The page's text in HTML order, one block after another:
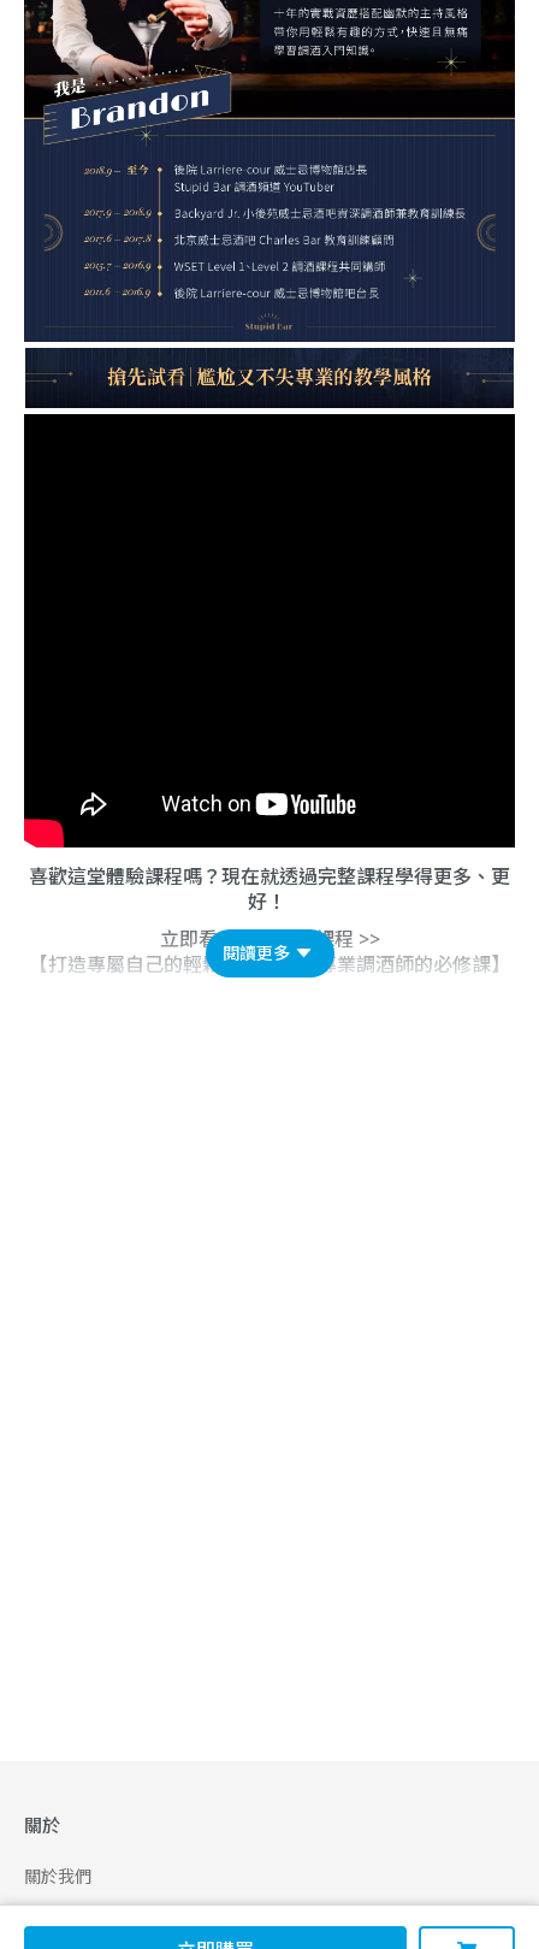
喜歡這堂體驗課程嗎？現在就透過完整課程學得更多、更
好！
立即看 5 小時完整課程 >>
【打造專屬自己的輕鬆酒吧！成為專業調酒師的必修課】
閱讀更多
關於
關於我們
合作申請